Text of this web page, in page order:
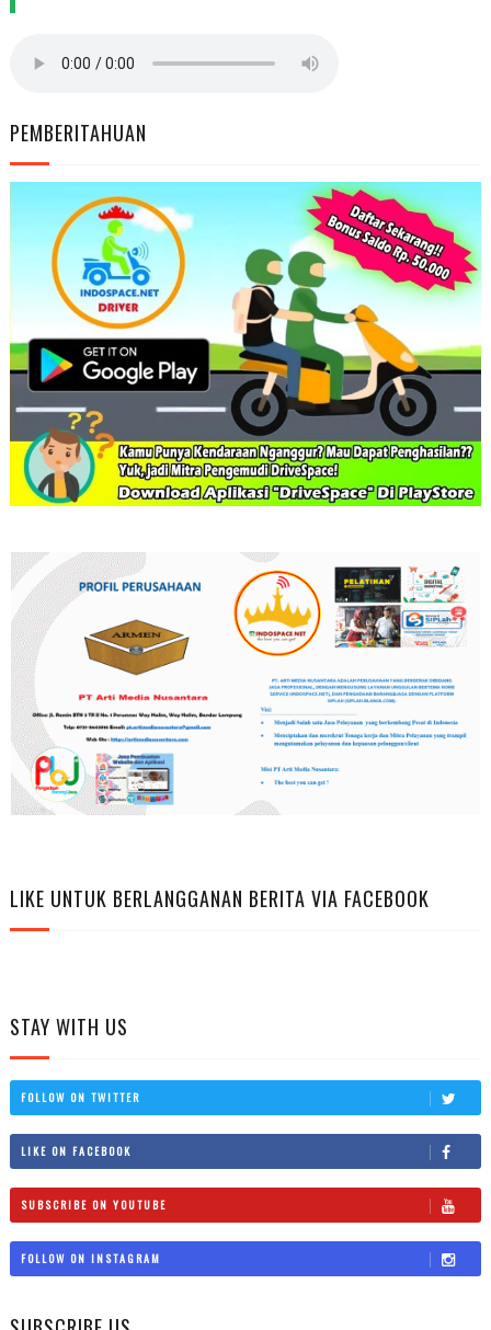
PEMBERITAHUAN
LIKE UNTUK BERLANGGANAN BERITA VIA FACEBOOK
STAY WITH US
FOLLOW ON TWITTER
LIKE ON FACEBOOK
SUBSCRIBE ON YOUTUBE
FOLLOW ON INSTAGRAM